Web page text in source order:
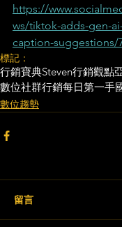
https://
ws/tiktok-adds-gen-
caption-suggestions/
標記：
行銷寶典Steven行銷觀點
數位社群行銷每日第一手
數位趨勢
留言